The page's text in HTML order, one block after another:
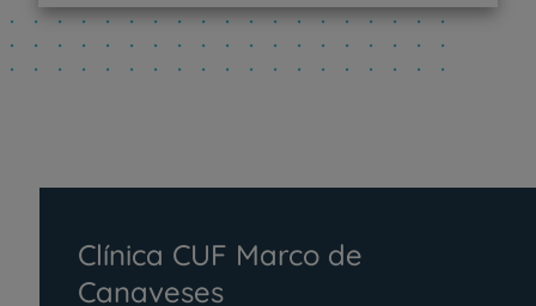
Clínica CUF Marco de
Canaveses